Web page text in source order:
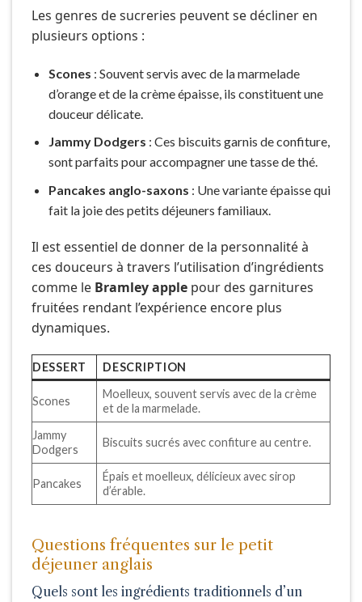
Les genres de sucreries peuvent se décliner en
plusieurs options :
Scones : Souvent servis avec de la marmelade
d’orange et de la crème épaisse, ils constituent une
douceur délicate.
Jammy Dodgers : Ces biscuits garnis de confiture,
sont parfaits pour accompagner une tasse de thé.
Pancakes anglo-saxons : Une variante épaisse qui
fait la joie des petits déjeuners familiaux.
Il est essentiel de donner de la personnalité à
ces douceurs à travers l’utilisation d’ingrédients
comme le Bramley apple pour des garnitures
fruitées rendant l’expérience encore plus
dynamiques.
DESSERT DESCRIPTION
Scones
Moelleux, souvent servis avec de la crème
et de la marmelade.
Jammy
Dodgers
Biscuits sucrés avec confiture au centre.
Pancakes
Épais et moelleux, délicieux avec sirop
d’érable.
Questions fréquentes sur le petit
déjeuner anglais
Quels sont les ingrédients traditionnels d’un